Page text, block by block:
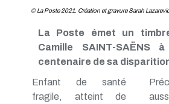
© La Poste 2021. Création et gravure Sarah
La Poste émet un
Camille SAINT-SAËNS
centenaire de sa
Enfant de santé
fragile, atteint de